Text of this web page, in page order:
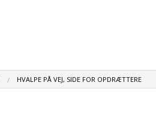
HVALPE PÅ VEJ, SIDE FOR OPDRÆTTERE